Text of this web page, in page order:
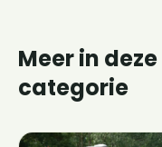
Meer in deze
categorie